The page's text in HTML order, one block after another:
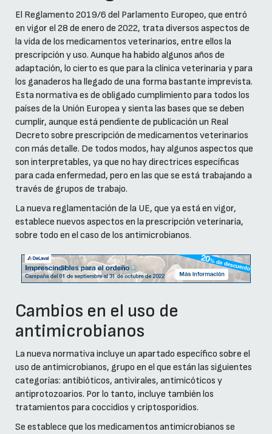
El Reglamento 2019/6 del Parlamento Europeo, que entró
en vigor el 28 de enero de 2022, trata diversos aspectos de
la vida de los medicamentos veterinarios, entre ellos la
prescripción y uso. Aunque ha habido algunos años de
adaptación, lo cierto es que para la clínica veterinaria y para
los ganaderos ha llegado de una forma bastante imprevista.
Esta normativa es de obligado cumplimiento para todos los
países de la Unión Europea y sienta las bases que se deben
cumplir, aunque está pendiente de publicación un Real
Decreto sobre prescripción de medicamentos veterinarios
con más detalle. De todos modos, hay algunos aspectos que
son interpretables, ya que no hay directrices específicas
para cada enfermedad, pero en las que se está trabajando a
través de grupos de trabajo.
La nueva reglamentación de la UE, que ya está en vigor,
establece nuevos aspectos en la prescripción veterinaria,
sobre todo en el caso de los antimicrobianos.
Cambios en el uso de
antimicrobianos
La nueva normativa incluye un apartado específico sobre el
uso de antimicrobianos, grupo en el que están las siguientes
categorías: antibióticos, antivirales, antimicóticos y
antiprotozoarios. Por lo tanto, incluye también los
tratamientos para coccidios y criptosporidios.
Se establece que los medicamentos antimicrobianos se